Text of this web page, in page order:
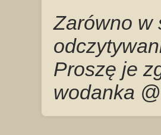
Zarówno w
Proszę je
wodanka